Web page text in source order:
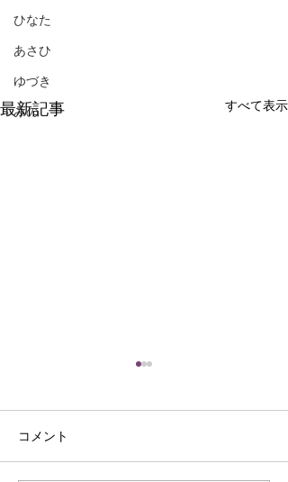
ひなた
あさひ
ゆづき
みの
最新記事 すべて表示
春の料理レク
コメント